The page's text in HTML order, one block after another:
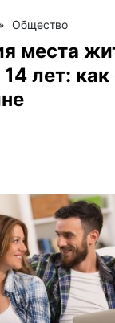
» Общество
места
лет: